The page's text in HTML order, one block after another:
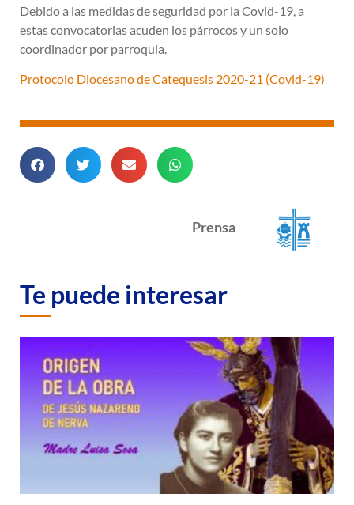
Debido a las medidas de seguridad por la Covid-19, a
estas convocatorias acuden los párrocos y un solo
coordinador por parroquia.
Protocolo Diocesano de Catequesis 2020-21 (Covid-19)
Prensa
Te puede interesar